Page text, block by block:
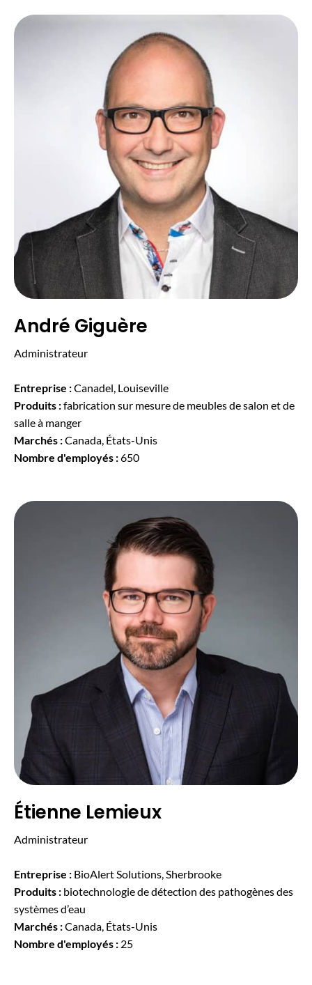
André Giguère
Administrateur
Entreprise :Canadel, Louiseville
Produits :fabrication sur mesure de meubles de salon et de
salle à manger
Marchés :Canada, États-Unis
Nombre d'employés :650
Étienne Lemieux
Administrateur
Entreprise : BioAlert Solutions, Sherbrooke
Produits : biotechnologie de détection des pathogènes des
systèmes d’eau
Marchés :Canada, États-Unis
Nombre d'employés : 25